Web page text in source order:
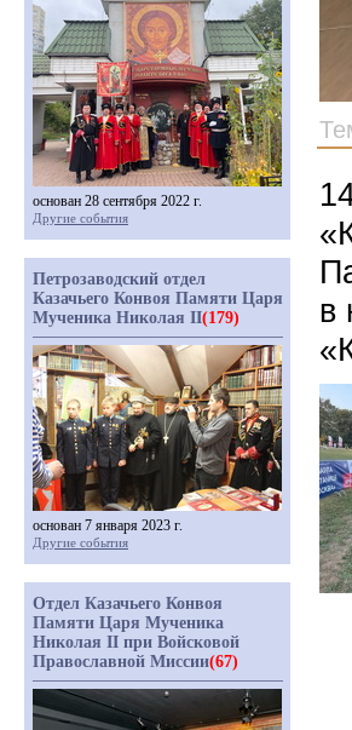
в
основан 28 сентября 2022 г.
Другие события
Петрозаводский отдел
Казачьего Конвоя Памяти Царя
Мученика Николая II(179)
основан 7 января 2023 г.
Другие события
Отдел Казачьего Конвоя
Памяти Царя Мученика
Николая II при Войсковой
Православной Миссии(67)